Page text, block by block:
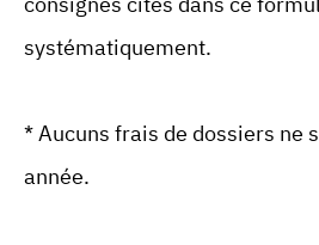
systématiquement.
* Aucuns frais de dossiers ne
année.